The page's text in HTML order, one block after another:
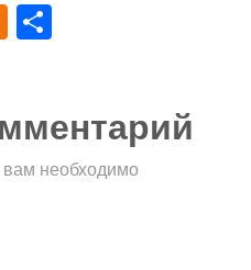
Odnoklassniki
необходимо